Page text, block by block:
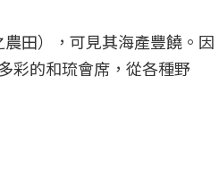
田），可見其海產豐饒。因
彩的和琉會席，從各種野